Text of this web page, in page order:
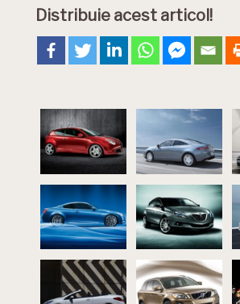
Distribuie acest articol!